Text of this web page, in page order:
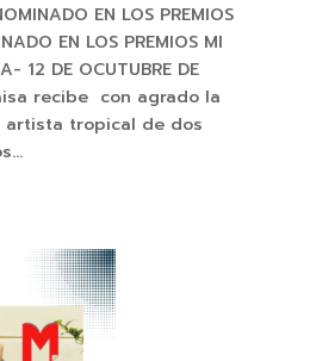
EN LOS PREMIOS
EN LOS PREMIOS MI
12 DE OCUTUBRE DE
recibe con agrado la
artista tropical de dos